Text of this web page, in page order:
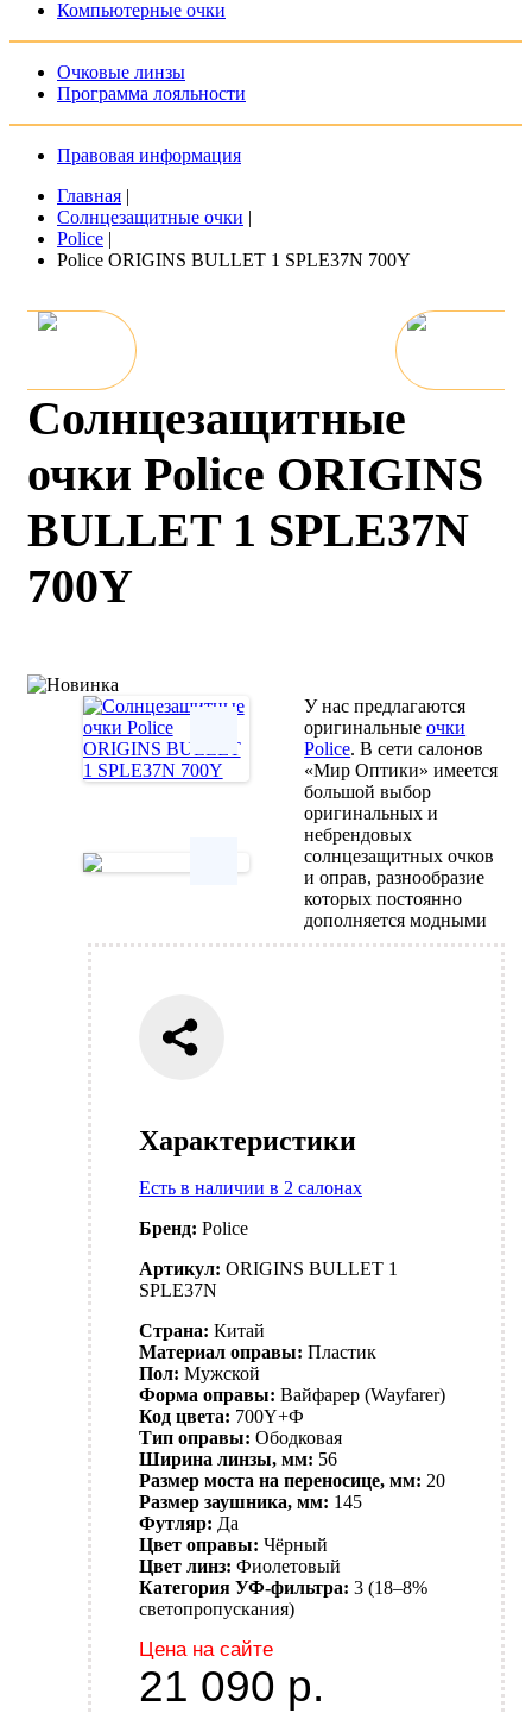
Компьютерные очки
Очковые линзы
Программа лояльности
Правовая информация
Главная |
Солнцезащитные очки |
Police |
Police ORIGINS BULLET 1 SPLE37N 700Y
Солнцезащитные
очки Police ORIGINS
BULLET 1 SPLE37N
700Y
Next
Характеристики
Есть в наличии в 2 салонах
Бренд: Police
Артикул: ORIGINS BULLET 1
SPLE37N
Страна: Китай
Материал оправы: Пластик
Пол: Мужской
Форма оправы: Вайфарер (Wayfarer)
Код цвета: 700Y+Ф
Тип оправы: Ободковая
Ширина линзы, мм: 56
Размер моста на переносице, мм: 20
Размер заушника, мм: 145
Футляр: Да
Цвет оправы: Чёрный
Цвет линз: Фиолетовый
Категория УФ-фильтра: 3 (18–8%
светопропускания)
Цена на сайте
21 090 р.
У нас предлагаются
оригинальныеочки
Police. В сети салонов
«Мир Оптики» имеется
большой выбор
оригинальных и
небрендовых
солнцезащитных очков
и оправ, разнообразие
которых постоянно
дополняется модными